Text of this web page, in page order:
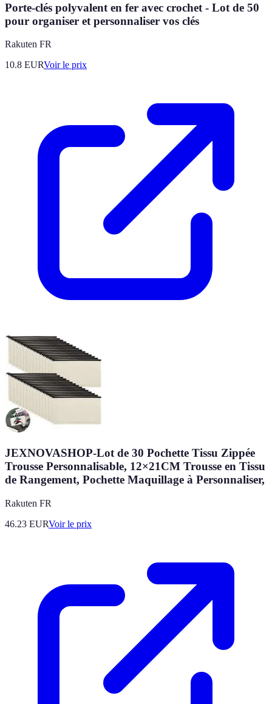
Porte-clés polyvalent en fer avec crochet - Lot de 50
pour organiser et personnaliser vos clés
Rakuten FR
10.8 EURVoir le prix
JEXNOVASHOP-Lot de 30 Pochette Tissu Zippée
Trousse Personnalisable, 12×21CM Trousse en Tissu
de Rangement, Pochette Maquillage à Personnaliser,
Rakuten FR
46.23 EURVoir le prix